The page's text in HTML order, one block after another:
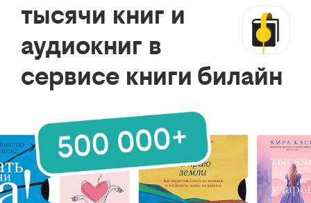
тысячи книг и
аудиокниг в
сервисе книги билайн